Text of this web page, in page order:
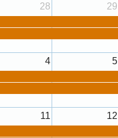
28 29
4 5
11 12